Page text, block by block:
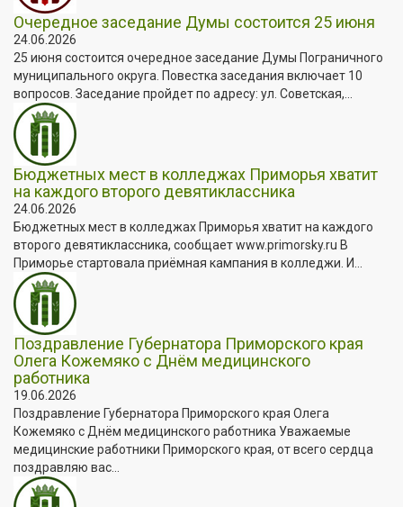
Очередное заседание Думы состоится 25 июня
24.06.2026
25 июня состоится очередное заседание Думы Пограничного
муниципального округа. Повестка заседания включает 10
вопросов. Заседание пройдет по адресу: ул. Советская,...
Бюджетных мест в колледжах Приморья хватит
на каждого второго девятиклассника
24.06.2026
Бюджетных мест в колледжах Приморья хватит на каждого
второго девятиклассника, сообщает www.primorsky.ru В
Приморье стартовала приёмная кампания в колледжи. И...
Поздравление Губернатора Приморского края
Олега Кожемяко с Днём медицинского
работника
19.06.2026
Поздравление Губернатора Приморского края Олега
Кожемяко с Днём медицинского работника Уважаемые
медицинские работники Приморского края, от всего сердца
поздравляю вас...